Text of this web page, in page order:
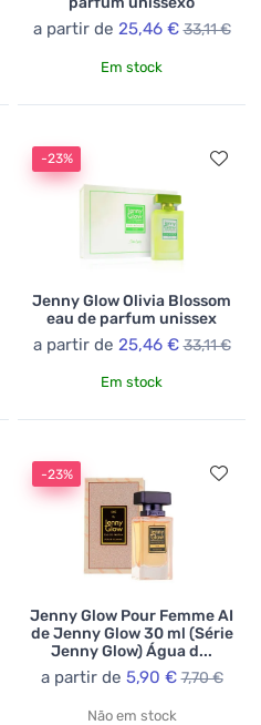
a partir de 25,46 € 33,11 €
Em stock
-23%
Jenny Glow Olivia Blossom
eau de parfum unissex
a partir de 25,46 € 33,11 €
Em stock
-23%
Jenny Glow Pour Femme AI
de Jenny Glow 30 ml (Série
Jenny Glow) Água d...
a partir de 5,90 € 7,70 €
Não em stock